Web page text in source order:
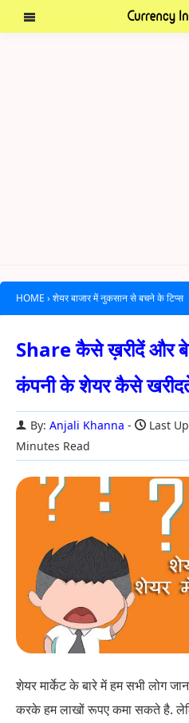
HOME › शेयर बाजार में नुकसान से बचने के टिप्स
Share कैसे ख़रीदें और
कंपनी के शेयर कैसे
By: Anjali Khanna Last
Minutes Read
शेयर मार्केट के बारे में हम सभी लोग
करके हम लाखों रूपए कमा सकते है.